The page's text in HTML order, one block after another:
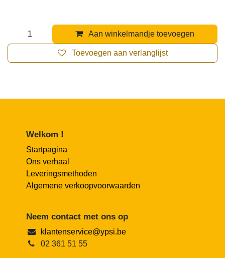
Aan winkelmandje toevoegen
Toevoegen aan verlanglijst
Welkom !
Startpagina
Ons verhaal
Leveringsmethoden
Algemene verkoopvoorwaarden
Neem contact met ons op
klantenservice@ypsi.be
02 361 51 55